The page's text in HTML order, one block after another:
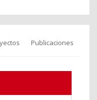
Publicaciones